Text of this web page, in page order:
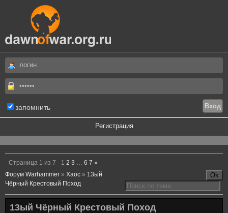
запомнить
Регистрация
.
Страница 1 из 7 1 2 3 … 6 7 »
Форум Warhammer » Хаос » 13ый
Чёрный Крестовый Поход
13ый Чёрный Крестовый Поход